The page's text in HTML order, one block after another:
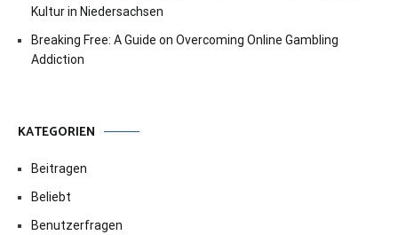
Kultur in Niedersachsen
Breaking Free: A Guide on Overcoming Online Gambling
Addiction
KATEGORIEN
Beitragen
Beliebt
Benutzerfragen